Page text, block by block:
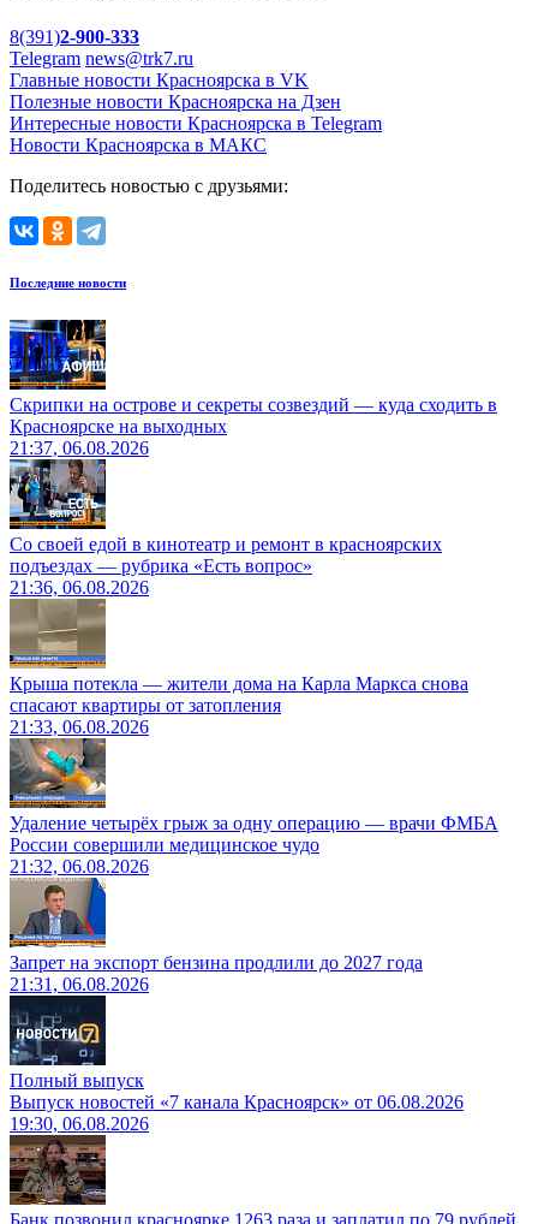
8(391)2-900-333
Telegram news@trk7.ru
Главные новости Красноярска в VK
Полезные новости Красноярска на Дзен
Интересные новости Красноярска в Telegram
Новости Красноярска в МАКС
Поделитесь новостью с друзьями:
Последние новости
Скрипки на острове и секреты созвездий — куда сходить в
Красноярске на выходных
21:37, 06.08.2026
Со своей едой в кинотеатр и ремонт в красноярских
подъездах — рубрика «Есть вопрос»
21:36, 06.08.2026
Крыша потекла — жители дома на Карла Маркса снова
спасают квартиры от затопления
21:33, 06.08.2026
Удаление четырёх грыж за одну операцию — врачи ФМБА
России совершили медицинское чудо
21:32, 06.08.2026
Запрет на экспорт бензина продлили до 2027 года
21:31, 06.08.2026
Полный выпуск
Выпуск новостей «7 канала Красноярск» от 06.08.2026
19:30, 06.08.2026
Банк позвонил красноярке 1263 раза и заплатил по 79 рублей